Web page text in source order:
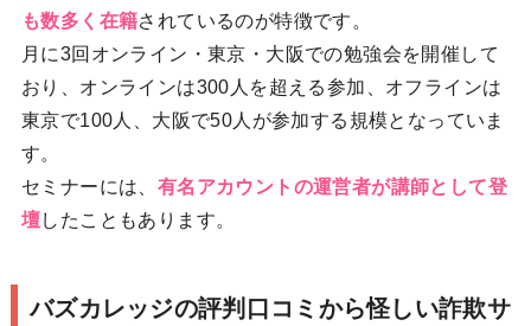
も数多く在籍されているのが特徴です。
月に3回オンライン・東京・大阪での勉強会を開催して
おり、オンラインは300人を超える参加、オフラインは
東京で100人、大阪で50人が参加する規模となっていま
す。
セミナーには、 有名アカウントの運営者が講師として登
壇したこともあります。
バズカレッジの評判口コミから怪しい詐欺サ